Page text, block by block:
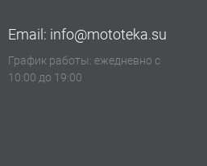
Email: info@mototeka.su
График работы: ежедневно с
10:00 до 19:00